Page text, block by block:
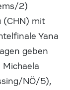
2)
(CHN) mit
Yana
geben
NÖ/5),